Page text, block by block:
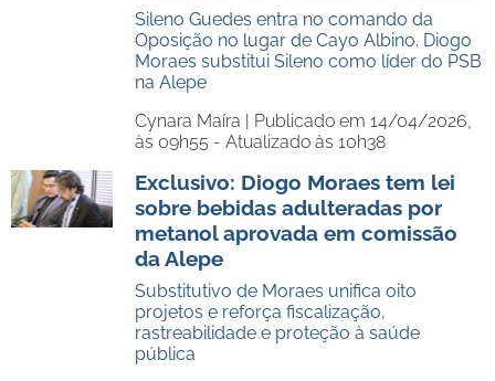
Sileno Guedes entra no comando da
Oposição no lugar de Cayo Albino. Diogo
Moraes substitui Sileno como líder do PSB
na Alepe
Cynara Maíra | Publicado em 14/04/2026,
às 09h55 - Atualizado às 10h38
Exclusivo: Diogo Moraes tem lei
sobre bebidas adulteradas por
metanol aprovada em comissão
da Alepe
Substitutivo de Moraes unifica oito
projetos e reforça fiscalização,
rastreabilidade e proteção à saúde
pública